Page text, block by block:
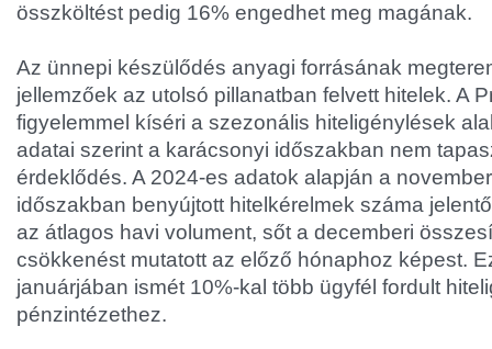
összköltést pedig 16% engedhet meg magának.
Az ünnepi készülődés anyagi forrásának
jellemzőek az utolsó pillanatban felvett hitelek. A
figyelemmel kíséri a szezonális hiteligénylések
adatai szerint a karácsonyi időszakban nem
érdeklődés. A 2024-es adatok alapján a
időszakban benyújtott hitelkérelmek száma
az átlagos havi volument, sőt a decemberi
csökkenést mutatott az előző hónaphoz képest.
januárjában ismét 10%-kal több ügyfél fordult
pénzintézethez.